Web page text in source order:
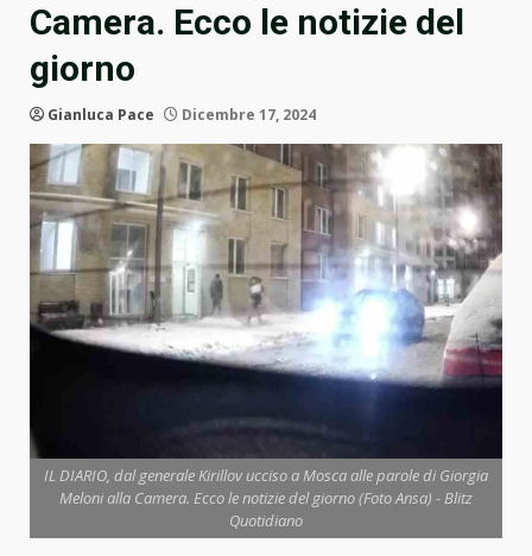
Camera. Ecco le notizie del
giorno
Gianluca Pace Dicembre 17, 2024
IL DIARIO, dal generale Kirillov ucciso a Mosca alle parole di Giorgia
Meloni alla Camera. Ecco le notizie del giorno (Foto Ansa) - Blitz
Quotidiano